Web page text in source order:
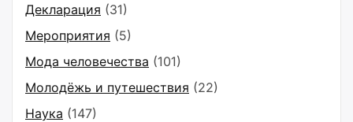
Декларация (31)
Мероприятия (5)
Мода человечества (101)
Молодёжь и путешествия (22)
Наука (147)